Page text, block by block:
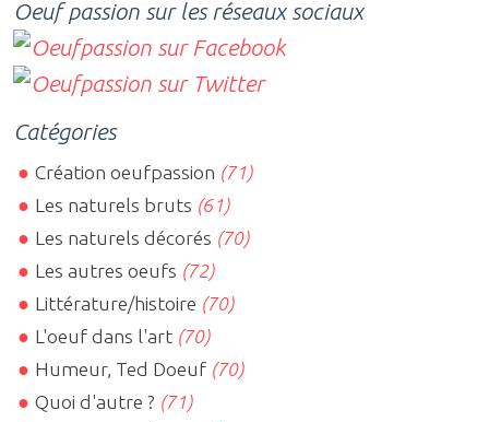
Oeuf passion sur les réseaux sociaux
Catégories
Création oeufpassion (71)
Les naturels bruts (61)
Les naturels décorés (70)
Les autres oeufs (72)
Littérature/histoire (70)
L'oeuf dans l'art (70)
Humeur, Ted Doeuf (70)
Quoi d'autre ? (71)